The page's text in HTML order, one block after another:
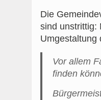
Die
sind unstrittig:
Umgestaltung
Vor allem
finden